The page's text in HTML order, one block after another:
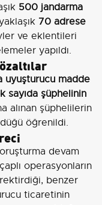
500 jandarma
70 adrese
ve eklentileri
yapıldı.
uyuşturucu madde
sayıda şüphelinin
alınan şüphelilerin
öğrenildi.
devam
operasyonların
benzer
ticaretinin